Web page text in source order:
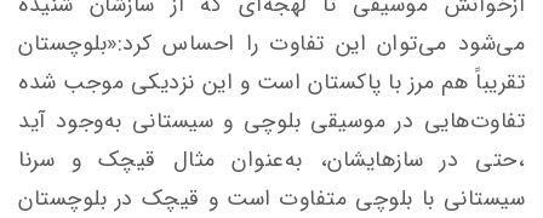
می‌شود می‌توان این تفاوت را احساس کرد:«بلوچستان
تقریباً هم مرز با پاکستان است و این نزدیکی موجب شده
تفاوت‌هایی در موسیقی بلوچی و سیستانی به‌وجود آید
،حتی در سازهایشان، به‌عنوان مثال قیچک و سرنا
سیستانی با بلوچی متفاوت است و قیچک در بلوچستان